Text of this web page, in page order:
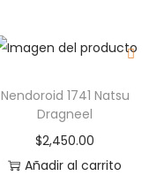
Nendoroid 1741 Natsu
Dragneel
$2,450.00
Añadir al carrito